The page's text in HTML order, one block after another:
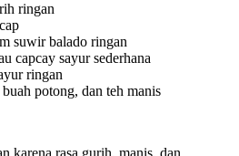
ringan
suwir balado ringan
capcay sayur sederhana
ringan
potong, dan teh manis